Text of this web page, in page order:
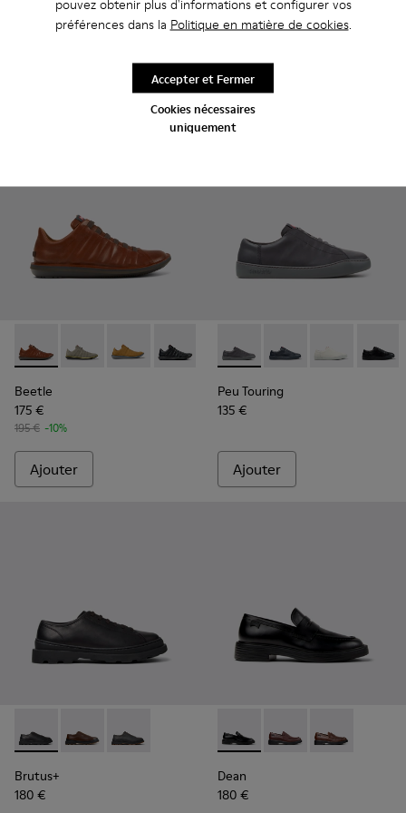
pouvez obtenir plus d'informations et configurer vos
préférences dans la Politique en matière de cookies.
Cookies nécessaires
uniquement
Accepter et Fermer
Drift Trail
Ajouter
Beetle - 18751-049 - Chaussures en cuir marron pour
Beetle - 18751-109
Beetle - 18751-096
Beetle - 18751-048
Beetle
175 €
195 € -10%
Ajouter
Peu Touring - K101083-005
Peu Touring -Peu Touring -
Peu
Peu Touring
135 €
Ajouter
Brutus+ - K101066-001 - Chaussures en cuir noir pour
Brutus+ - K101066-004
Brutus+ - K101066-002
Brutus+
180 €
Dean - K101045-001 -
Dean - K101045-
Dean -
Dean
180 €